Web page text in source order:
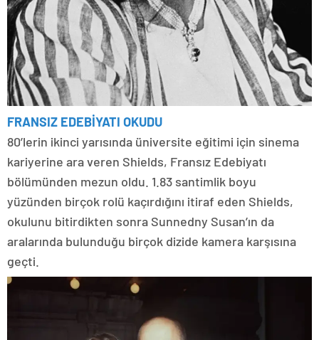
FRANSIZ EDEBİYATI OKUDU
80’lerin ikinci yarısında üniversite eğitimi için sinema
kariyerine ara veren Shields, Fransız Edebiyatı
bölümünden mezun oldu. 1.83 santimlik boyu
yüzünden birçok rolü kaçırdığını itiraf eden Shields,
okulunu bitirdikten sonra Sunnedny Susan’ın da
aralarında bulunduğu birçok dizide kamera karşısına
geçti.